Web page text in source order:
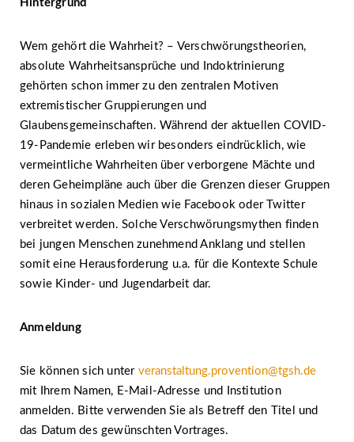
Hintergrund
Wem gehört die Wahrheit? – Verschwörungstheorien,
absolute Wahrheitsansprüche und Indoktrinierung
gehörten schon immer zu den zentralen Motiven
extremistischer Gruppierungen und
Glaubensgemeinschaften. Während der aktuellen COVID-
19-Pandemie erleben wir besonders eindrücklich, wie
vermeintliche Wahrheiten über verborgene Mächte und
deren Geheimpläne auch über die Grenzen dieser Gruppen
hinaus in sozialen Medien wie Facebook oder Twitter
verbreitet werden. Solche Verschwörungsmythen finden
bei jungen Menschen zunehmend Anklang und stellen
somit eine Herausforderung u.a. für die Kontexte Schule
sowie Kinder- und Jugendarbeit dar.
Anmeldung
Sie können sich unter veranstaltung.provention@tgsh.de
mit Ihrem Namen, E-Mail-Adresse und Institution
anmelden. Bitte verwenden Sie als Betreff den Titel und
das Datum des gewünschten Vortrages.